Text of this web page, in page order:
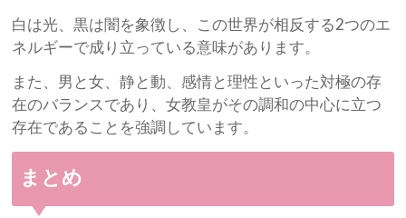
白は光、黒は闇を象徴し、この世界が相反する2つのエ
ネルギーで成り立っている意味があります。
また、男と女、静と動、感情と理性といった対極の存
在のバランスであり、女教皇がその調和の中心に立つ
存在であることを強調しています。
まとめ